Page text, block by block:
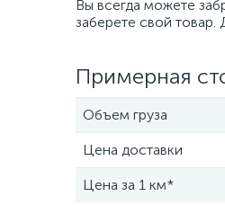
Вы всегда можете
заберете свой
Примерная
Объем груза
Цена доставки
Цена за 1 км*